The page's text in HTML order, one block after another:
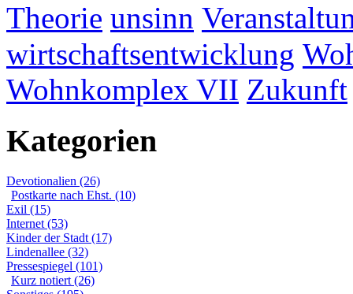
Theorie unsinn
wirtschaftsentwicklung
Wohnkomplex VII Zukunft
Kategorien
Devotionalien (26)
Postkarte nach Ehst. (10)
Exil (15)
Internet (53)
Kinder der Stadt (17)
Lindenallee (32)
Pressespiegel (101)
Kurz notiert (26)